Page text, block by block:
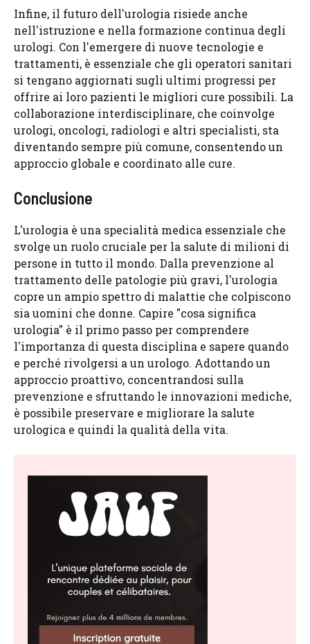
Infine, il futuro dell'urologia risiede anche
nell'istruzione e nella formazione continua degli
urologi. Con l'emergere di nuove tecnologie e
trattamenti, è essenziale che gli operatori sanitari
si tengano aggiornati sugli ultimi progressi per
offrire ai loro pazienti le migliori cure possibili. La
collaborazione interdisciplinare, che coinvolge
urologi, oncologi, radiologi e altri specialisti, sta
diventando sempre più comune, consentendo un
approccio globale e coordinato alle cure.
Conclusione
L'urologia è una specialità medica essenziale che
svolge un ruolo cruciale per la salute di milioni di
persone in tutto il mondo. Dalla prevenzione al
trattamento delle patologie più gravi, l'urologia
copre un ampio spettro di malattie che colpiscono
sia uomini che donne. Capire "cosa significa
urologia" è il primo passo per comprendere
l'importanza di questa disciplina e sapere quando
e perché rivolgersi a un urologo. Adottando un
approccio proattivo, concentrandosi sulla
prevenzione e sfruttando le innovazioni mediche,
è possibile preservare e migliorare la salute
urologica e quindi la qualità della vita.